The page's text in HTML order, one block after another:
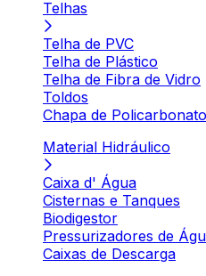
Telhas
Telha de PVC
Telha de Plástico
Telha de Fibra de Vidro
Toldos
Chapa de Policarbonato
Material Hidráulico
Caixa d' Água
Cisternas e Tanques
Biodigestor
Pressurizadores de
Caixas de Descarga